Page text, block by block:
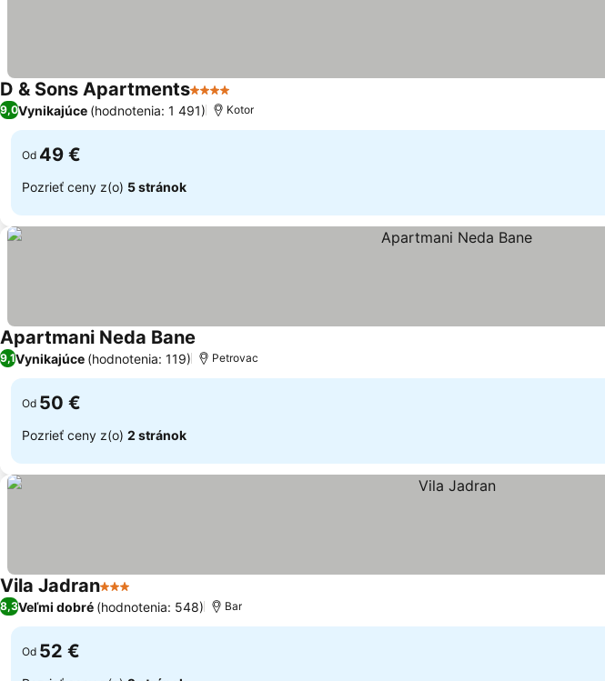
D & Sons Apartments4 Počet hviezdičiek
9,0Vynikajúce (hodnotenia: 1 491) Kotor
Od 49 €
Pozrieť ceny z(o) 5 stránok
Apartmani Neda Bane
9,1Vynikajúce (hodnotenia: 119) Petrovac
Od 50 €
Pozrieť ceny z(o) 2 stránok
Vila Jadran3 Počet hviezdičiek
8,3Veľmi dobré (hodnotenia: 548) Bar
Od 52 €